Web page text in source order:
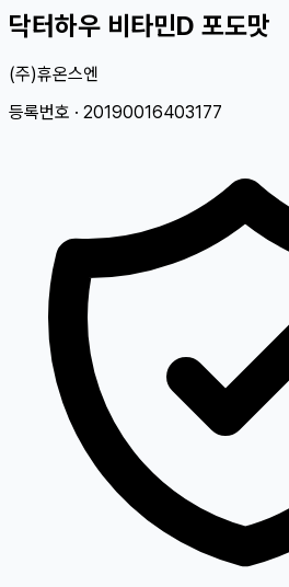
닥터하우 비타민D 포도맛
(주)휴온스엔
등록번호 · 20190016403177